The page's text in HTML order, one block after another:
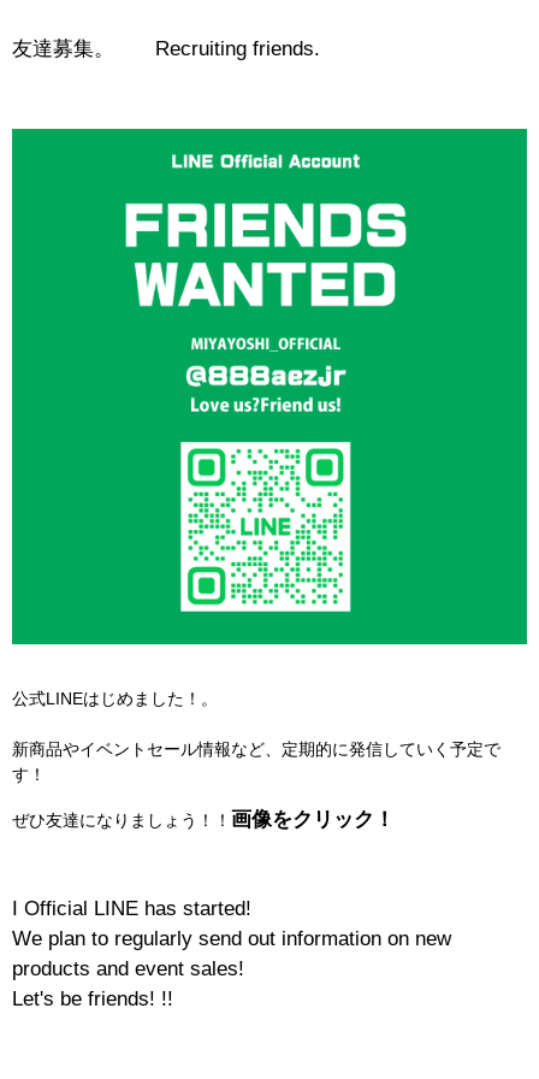
友達募集。 Recruiting friends.
公式LINEはじめました！。
新商品やイベントセール情報など、定期的に発信していく予定で
す！
ぜひ友達になりましょう！！ 画像をクリック！
I Official LINE has started!
We plan to regularly send out information on new
products and event sales!
Let's be friends! !!